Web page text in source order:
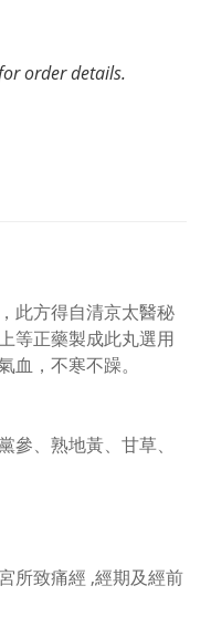
order details.
此方得自清京太醫秘
等正藥製成此丸選用
血，不寒不躁。
參、熟地黃、甘草、
所致痛經 ‚經期及經前